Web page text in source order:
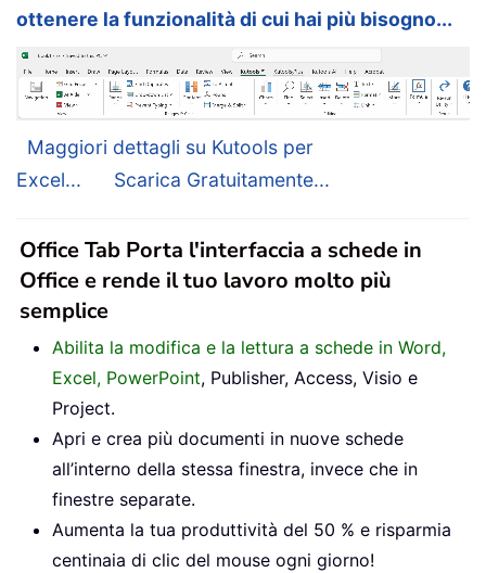
ottenere la funzionalità di cui hai più bisogno...
Maggiori dettagli su Kutools per
Excel...
Scarica Gratuitamente...
Office Tab Porta l'interfaccia a schede in
Office e rende il tuo lavoro molto più
semplice
Abilita la modifica e la lettura a schede in Word,
Excel, PowerPoint, Publisher, Access, Visio e
Project.
Apri e crea più documenti in nuove schede
all’interno della stessa finestra, invece che in
finestre separate.
Aumenta la tua produttività del 50 % e risparmia
centinaia di clic del mouse ogni giorno!